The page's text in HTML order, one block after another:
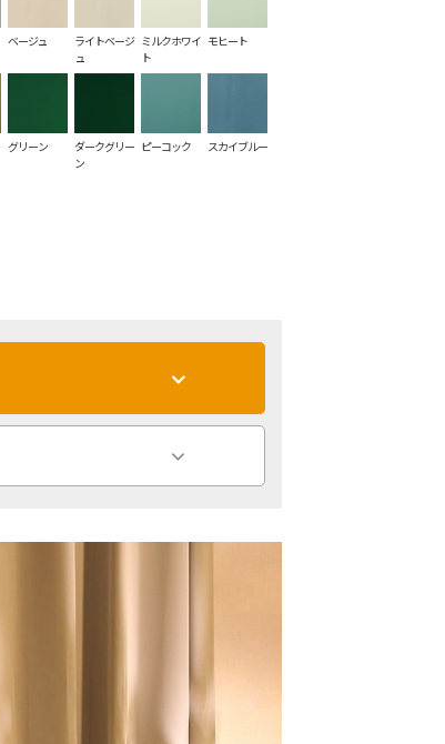
ベージュ
ライトベージ
ュ
ミルクホワイ
ト
モヒート
グリーン
ダークグリー
ン
ピーコック スカイブルー